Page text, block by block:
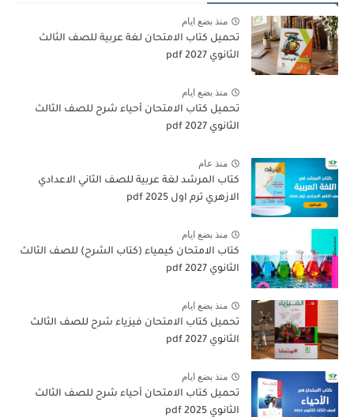
منذ بضع ايام
تحميل كتاب الامتحان لغة عربية للصف الثالث
الثانوي 2027 pdf
منذ بضع ايام
تحميل كتاب الامتحان أحياء شرح للصف الثالث
الثانوي 2027 pdf
منذ عام
كتاب المرشد لغة عربية للصف الثاني الاعدادي
الازهري ترم اول 2025 pdf
منذ بضع ايام
كتاب الامتحان كيمياء (كتاب الشرح) للصف الثالث
الثانوي pdf 2027
منذ بضع ايام
تحميل كتاب الامتحان فيزياء شرح للصف الثالث
الثانوي 2027 pdf
منذ بضع ايام
تحميل كتاب الامتحان أحياء شرح للصف الثالث
الثانوي 2025 pdf